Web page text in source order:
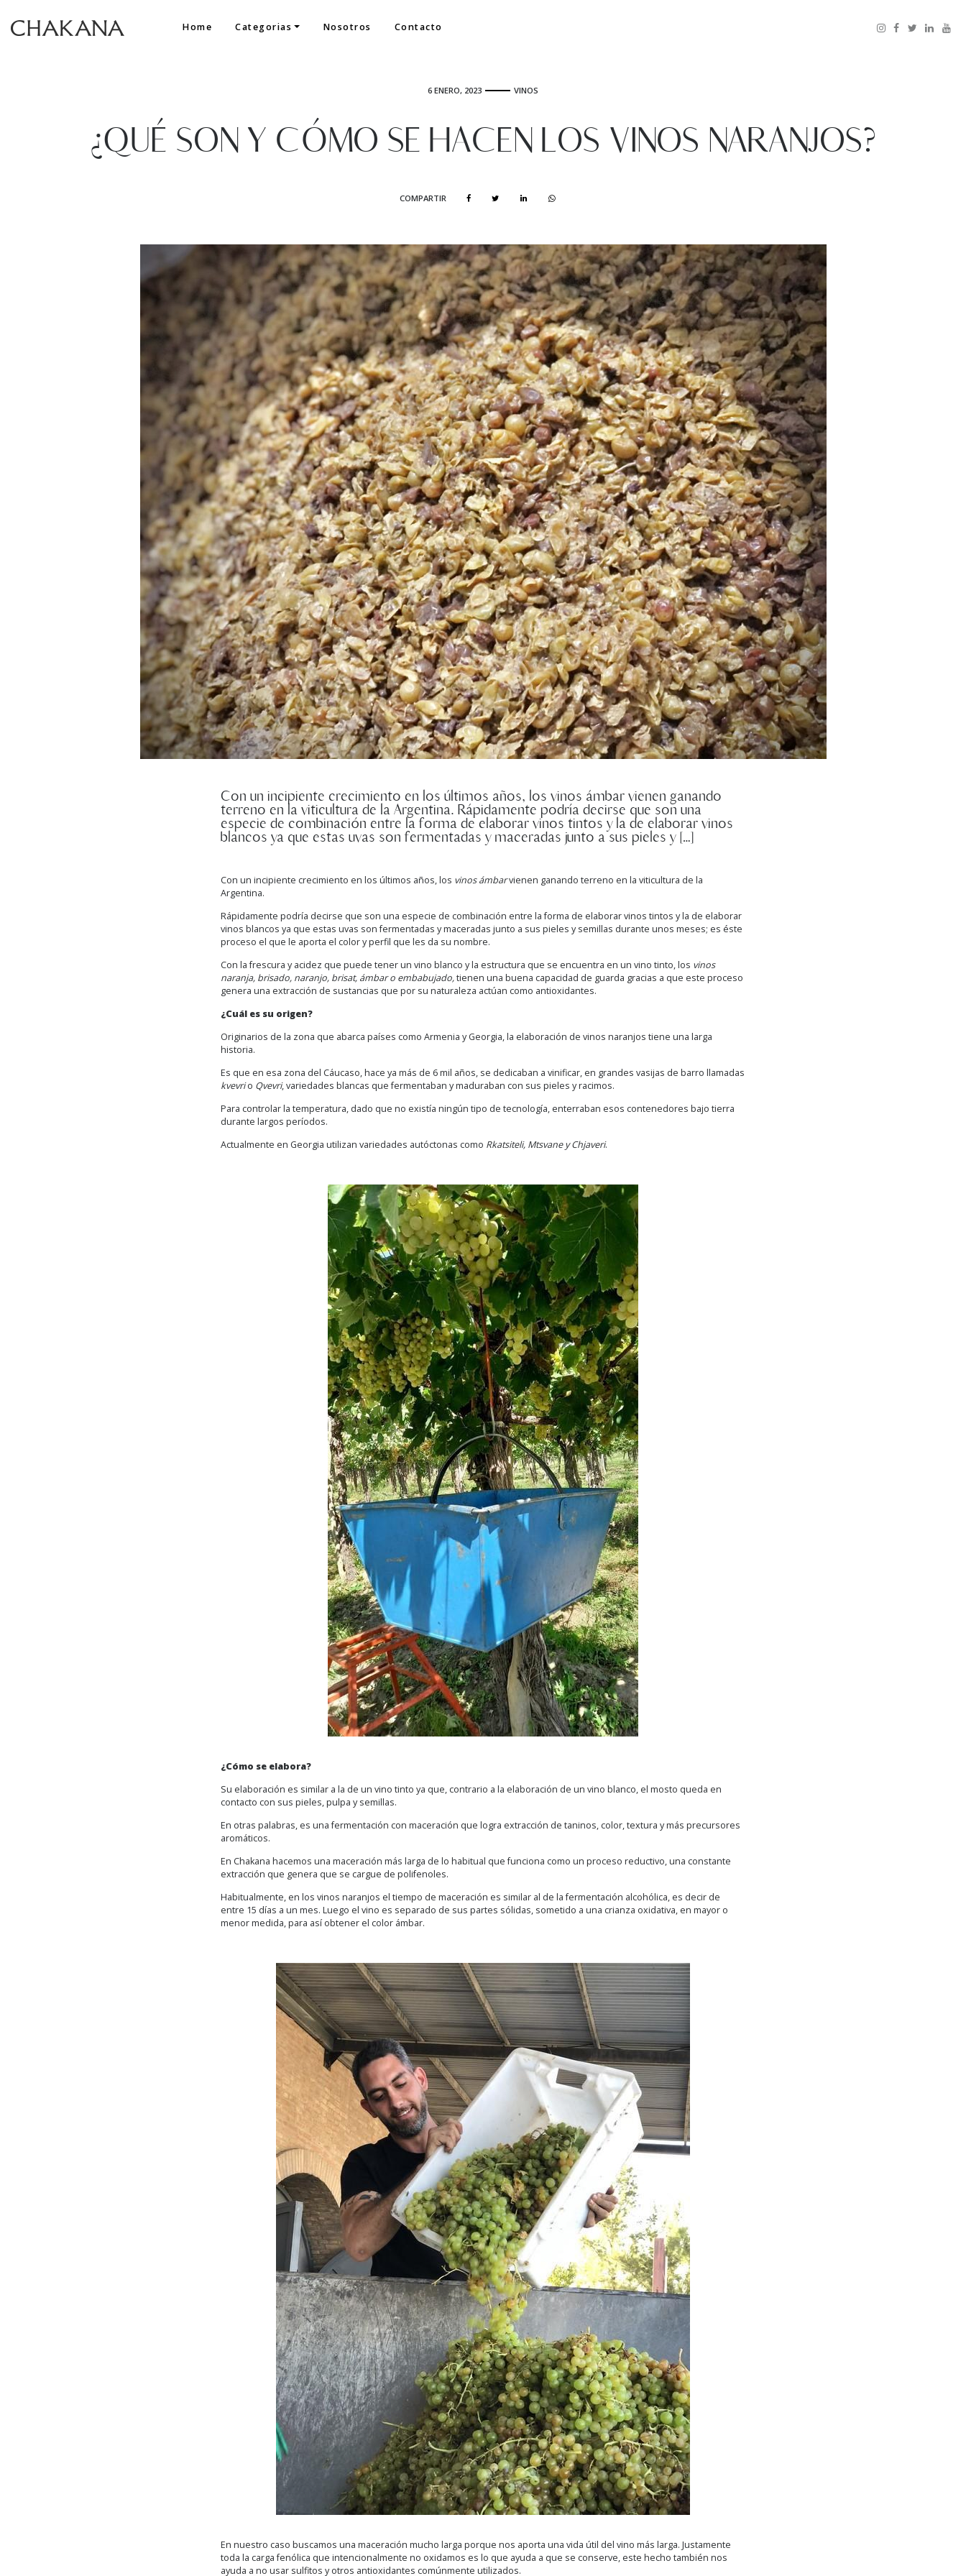
Home Categorias Nosotros Contacto
6 ENERO, 2023 VINOS
¿QUÉ SON Y CÓMO SE HACEN LOS VINOS NARANJOS?
COMPARTIR
Con un incipiente crecimiento en los últimos años, los vinos ámbar vienen ganando
terreno en la viticultura de la Argentina. Rápidamente podría decirse que son una
especie de combinación entre la forma de elaborar vinos tintos y la de elaborar vinos
blancos ya que estas uvas son fermentadas y maceradas junto a sus pieles y […]
Con un incipiente crecimiento en los últimos años, los vinos ámbarvienen ganando terreno en la viticultura de la
Argentina.
Rápidamente podría decirse que son una especie de combinación entre la forma de elaborar vinos tintos y la de elaborar
vinos blancos ya que estas uvas son fermentadas y maceradas junto a sus pieles y semillas durante unos meses; es éste
proceso el que le aporta el color y perfil que les da su nombre.
Con la frescura y acidez que puede tener un vino blanco y la estructura que se encuentra en un vino tinto, los vinos
naranja, brisado, naranjo, brisat, ámbar o embabujado,tienen una buena capacidad de guarda gracias a que este proceso
genera una extracción de sustancias que por su naturaleza actúan como antioxidantes.
¿Cuál es su origen?
Originarios de la zona que abarca países como Armenia y Georgia, la elaboración de vinos naranjos tiene una larga
historia.
Es que en esa zona del Cáucaso, hace ya más de 6 mil años, se dedicaban a vinificar, en grandes vasijas de barro llamadas
kvevrio Qvevri, variedades blancas que fermentaban y maduraban con sus pieles y racimos.
Para controlar la temperatura, dado que no existía ningún tipo de tecnología, enterraban esos contenedores bajo tierra
durante largos períodos.
Actualmente en Georgia utilizan variedades autóctonas como Rkatsiteli, Mtsvane y Chjaveri.
¿Cómo se elabora?
Su elaboración es similar a la de un vino tinto ya que, contrario a la elaboración de un vino blanco, el mosto queda en
contacto con sus pieles, pulpa y semillas.
En otras palabras, es una fermentación con maceración que logra extracción de taninos, color, textura y más precursores
aromáticos.
En Chakana hacemos una maceración más larga de lo habitual que funciona como un proceso reductivo, una constante
extracción que genera que se cargue de polifenoles.
Habitualmente, en los vinos naranjos el tiempo de maceración es similar al de la fermentación alcohólica, es decir de
entre 15 días a un mes. Luego el vino es separado de sus partes sólidas, sometido a una crianza oxidativa, en mayor o
menor medida, para así obtener el color ámbar.
En nuestro caso buscamos una maceración mucho larga porque nos aporta una vida útil del vino más larga. Justamente
toda la carga fenólica que intencionalmente no oxidamos es lo que ayuda a que se conserve, este hecho también nos
ayuda a no usar sulfitos y otros antioxidantes comúnmente utilizados.